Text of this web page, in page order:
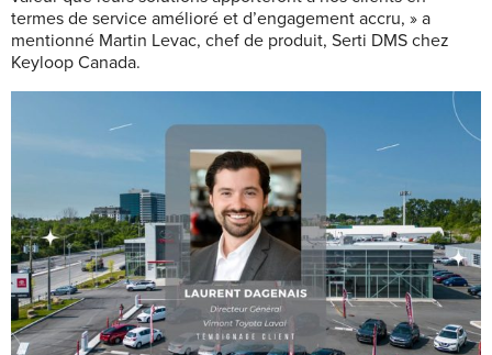
termes de service amélioré et d’engagement accru, » a
mentionné Martin Levac, chef de produit, Serti DMS chez
Keyloop Canada.